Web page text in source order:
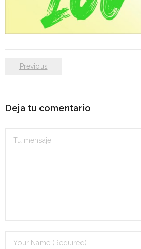
- OPOSICIÓN Gestión Procesal,
- OPOSICIÓN Auxiliar
- - OPOSICIÓN Administrativo
- - OPOSICIÓN Auxiliar
Previous
Deja tu comentario